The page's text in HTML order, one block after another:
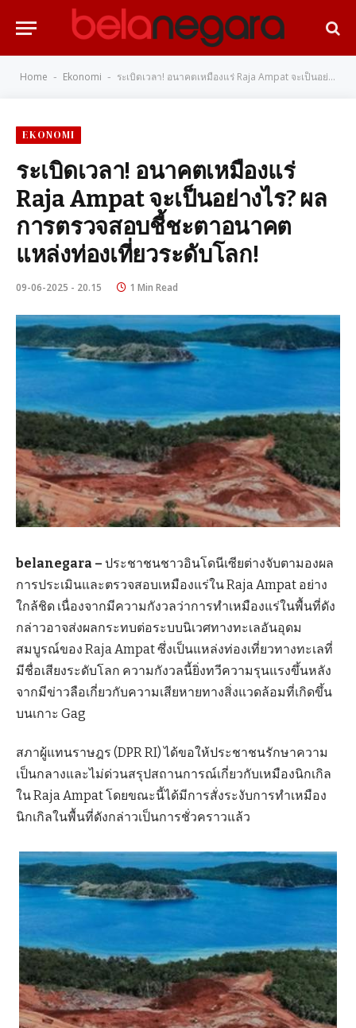
Home - Ekonomi - ระเบิดเวลา! อนาคตเหมืองแร่ Raja Ampat จะเป็นอย่างไร? ผลการตรวจสอบชี้ชะตาอนาคตแหล่งท่องเที่ยวระดับโลก!
EKONOMI
ระเบิดเวลา! อนาคตเหมืองแร่
Raja Ampat จะเป็นอย่างไร? ผล
การตรวจสอบชี้ชะตาอนาคต
แหล่งท่องเที่ยวระดับโลก!
09-06-2025 - 20.15 1 Min Read
belanegara – ประชาชนชาวอินโดนีเซียต่างจับตามองผล
การประเมินและตรวจสอบเหมืองแร่ใน Raja Ampat อย่าง
ใกล้ชิด เนื่องจากมีความกังวลว่าการทำเหมืองแร่ในพื้นที่ดัง
กล่าวอาจส่งผลกระทบต่อระบบนิเวศทางทะเลอันอุดม
สมบูรณ์ของ Raja Ampat ซึ่งเป็นแหล่งท่องเที่ยวทางทะเลที่
มีชื่อเสียงระดับโลก ความกังวลนี้ยิ่งทวีความรุนแรงขึ้นหลัง
จากมีข่าวลือเกี่ยวกับความเสียหายทางสิ่งแวดล้อมที่เกิดขึ้น
บนเกาะ Gag
สภาผู้แทนราษฎร (DPR RI) ได้ขอให้ประชาชนรักษาความ
เป็นกลางและไม่ด่วนสรุปสถานการณ์เกี่ยวกับเหมืองนิกเกิล
ใน Raja Ampat โดยขณะนี้ได้มีการสั่งระงับการทำเหมือง
นิกเกิลในพื้นที่ดังกล่าวเป็นการชั่วคราวแล้ว